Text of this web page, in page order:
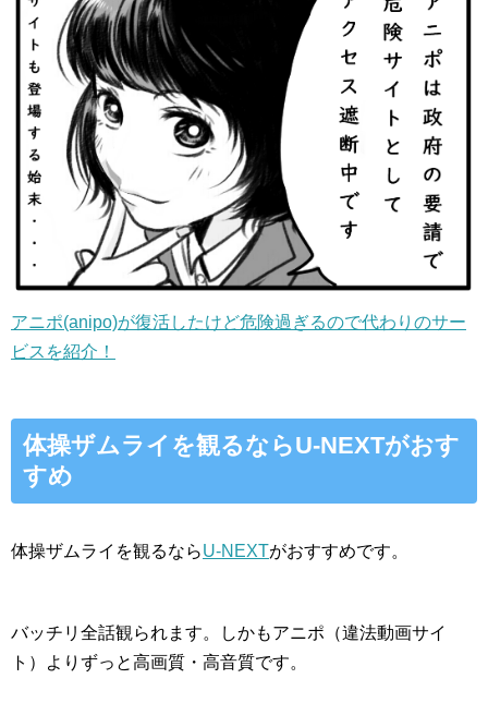
アニポ(anipo)が復活したけど危険過ぎるので代わりのサー
ビスを紹介！
体操ザムライを観るならU-NEXTがおす
すめ
体操ザムライを観るならU-NEXTがおすすめです。
バッチリ全話観られます。しかもアニポ（違法動画サイ
ト）よりずっと高画質・高音質です。